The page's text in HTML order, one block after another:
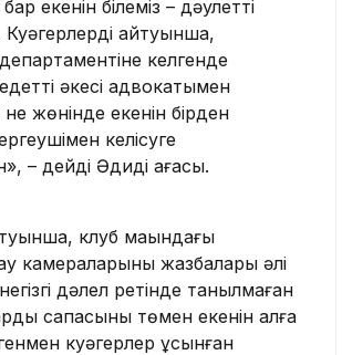
бар екенін білеміз – дәулетті
айтуынша,
келгенде
әкесі адвокатымен
не жөнінде екенін бірден
келісуге
– дейді Әдидің ағасы.
клуб маңындағы
камераларының жазбалары әлі
дәлел ретінде танылмаған
сапасының төмен екенін алға
куәгерлер ұсынған